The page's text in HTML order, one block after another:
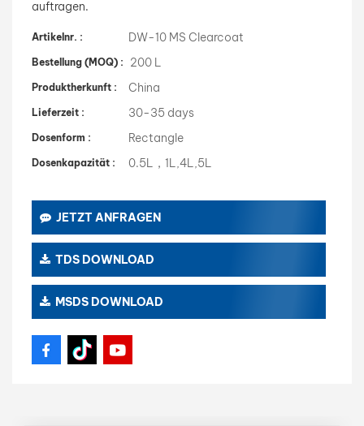
auftragen.
Artikelnr. : DW-10 MS Clearcoat
Bestellung (MOQ) : 200 L
Produktherkunft : China
Lieferzeit : 30-35 days
Dosenform : Rectangle
Dosenkapazität : 0.5L，1L,4L,5L
JETZT ANFRAGEN
TDS DOWNLOAD
MSDS DOWNLOAD